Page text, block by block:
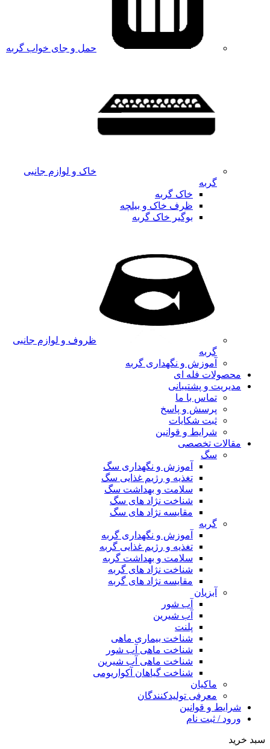
حمل و جای خواب گربه
خاک و لوازم جانبی
گربه
خاک گربه
ظرف خاک و بیلچه
بوگیر خاک گربه
ظروف و لوازم جانبی
گربه
آموزش و نگهداری گربه
محصولات فله ای
مدیریت و پشتیبانی
تماس با ما
پرسش و پاسخ
ثبت شکایات
شرایط و قوانین
مقالات تخصصی
سگ
آموزش و نگهداری سگ
تغذیه و رژیم غذایی سگ
سلامت و بهداشت سگ
شناخت نژاد های سگ
مقایسه نژاد های سگ
گربه
آموزش و نگهداری گربه
تغذیه و رژیم غذایی گربه
سلامت و بهداشت گربه
شناخت نژاد های گربه
مقایسه نژاد های گربه
آبزیان
آب شور
آب شیرین
پلنت
شناخت بیماری ماهی
شناخت ماهی آب شور
شناخت ماهی آب شیرین
شناخت گیاهان آکواریومی
ماکیان
معرفی تولیدکنندگان
شرایط و قوانین
ورود / ثبت نام
سبد خرید